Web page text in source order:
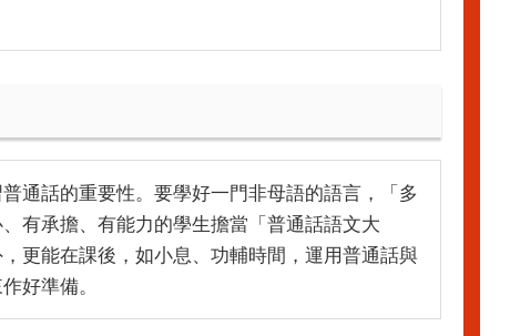
通話的重要性。要學好一門非母語的語言，「多
有承擔、有能力的學生擔當「普通話語文大
更能在課後，如小息、功輔時間，運用普通話與
好準備。